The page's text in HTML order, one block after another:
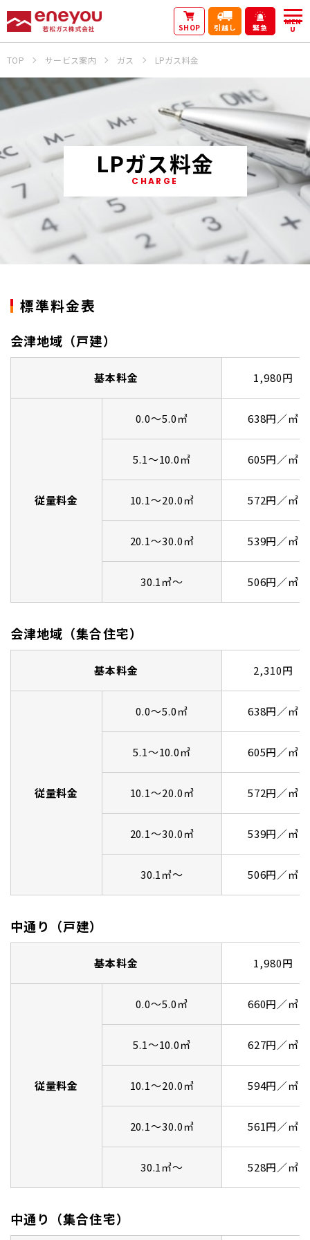
SHOP 引越し 緊急
MEN
U
TOP サービス案内 ガス LPガス料金
LPガス料金
CHARGE
標準料金表
会津地域（戸建）
基本料金 1,980円
従量料金
0.0～5.0㎥ 638円／㎥
5.1～10.0㎥ 605円／㎥
10.1～20.0㎥ 572円／㎥
20.1～30.0㎥ 539円／㎥
30.1㎥～ 506円／㎥
会津地域（集合住宅）
基本料金 2,310円
従量料金
0.0～5.0㎥ 638円／㎥
5.1～10.0㎥ 605円／㎥
10.1～20.0㎥ 572円／㎥
20.1～30.0㎥ 539円／㎥
30.1㎥～ 506円／㎥
中通り（戸建）
基本料金 1,980円
従量料金
0.0～5.0㎥ 660円／㎥
5.1～10.0㎥ 627円／㎥
10.1～20.0㎥ 594円／㎥
20.1～30.0㎥ 561円／㎥
30.1㎥～ 528円／㎥
中通り（集合住宅）